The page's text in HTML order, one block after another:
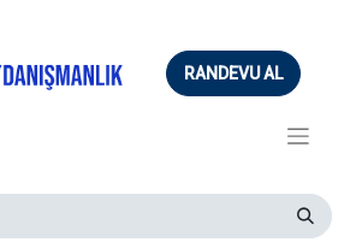
RANDEVU AL